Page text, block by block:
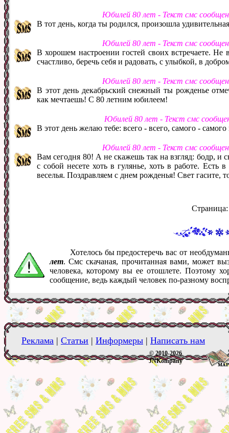
Юбилей 80 лет - Текст смс
В тот день, когда ты родился, произошла
Юбилей 80 лет - Текст смс
В хорошем настроении гостей своих встречаете.
счастливо, беречь себя и радовать, с улыбкой, в
Юбилей 80 лет - Текст смс
В этот день декабрьский снежный ты рожденье
как мечтаешь! С 80 летним юбилеем!
Юбилей 80 лет - Текст смс
В этот день желаю тебе: всего - всего, самого -
Юбилей 80 лет - Текст смс
Вам сегодня 80! А не скажешь так на взгляд: бодр, и
с собой несете хоть в гулянье, хоть в работе. Есть
веселья. Поздравляем с днем рожденья! Свет гасите,
Хотелось бы предостеречь вас от
лет. Смс скачаная, прочитанная вами, может
человека, которому вы ее отошлете. Поэтому
сообщение, ведь каждый человек по-разному
Реклама | Статьи | Информеры | Написать нам
© 2010-2026
JNKompany